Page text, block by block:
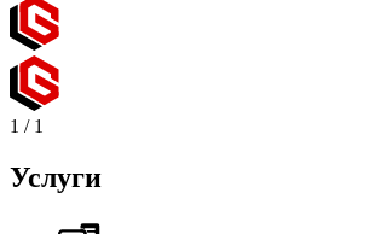
1 / 1
Услуги